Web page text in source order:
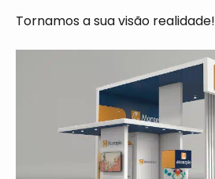
Tornamos a sua visão realidade!